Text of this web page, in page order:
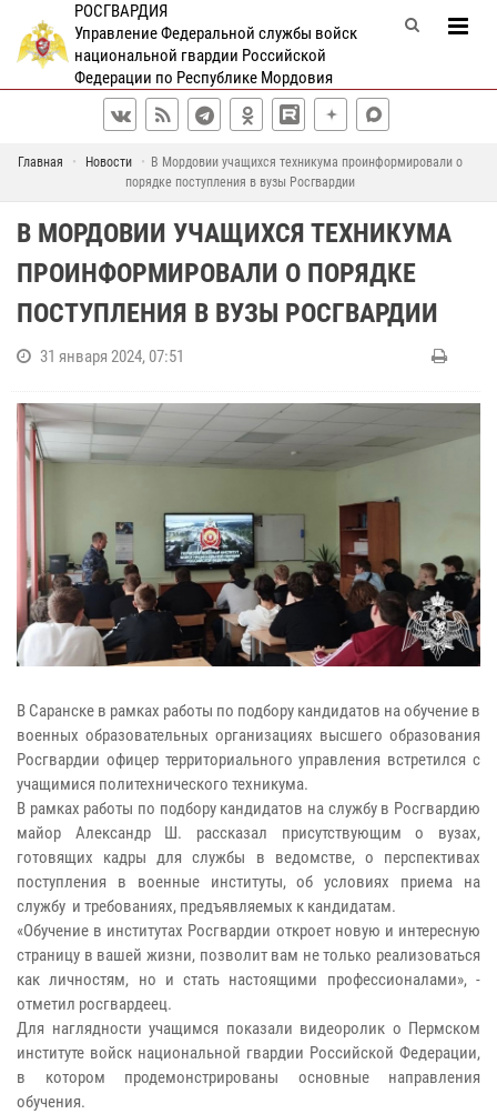
РОСГВАРДИЯ
Управление Федеральной службы войск
национальной гвардии Российской
Федерации по Республике Мордовия
Главная Новости
В Мордовии учащихся техникума проинформировали о
порядке поступления в вузы Росгвардии
В МОРДОВИИ УЧАЩИХСЯ ТЕХНИКУМА
ПРОИНФОРМИРОВАЛИ О ПОРЯДКЕ
ПОСТУПЛЕНИЯ В ВУЗЫ РОСГВАРДИИ
31 января 2024, 07:51
В Саранске в рамках работы по подбору кандидатов на обучение в
военных образовательных организациях высшего образования
Росгвардии офицер территориального управления встретился с
учащимися политехнического техникума.
В рамках работы по подбору кандидатов на службу в Росгвардию
майор Александр Ш. рассказал присутствующим о вузах,
готовящих кадры для службы в ведомстве, о перспективах
поступления в военные институты, об условиях приема на
службу и требованиях, предъявляемых к кандидатам.
«Обучение в институтах Росгвардии откроет новую и интересную
страницу в вашей жизни, позволит вам не только реализоваться
как личностям, но и стать настоящими профессионалами», -
отметил росгвардеец.
Для наглядности учащимся показали видеоролик о Пермском
институте войск национальной гвардии Российской Федерации,
в котором продемонстрированы основные направления
обучения.